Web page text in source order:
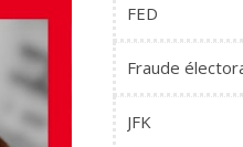
FED
Fraude
JFK